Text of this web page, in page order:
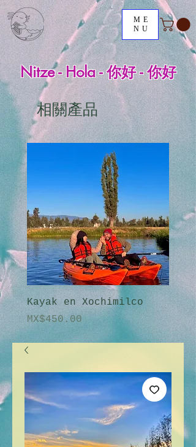
ME
NU
Nitze - Hola - 你好 - 你好
相關產品
Kayak en Xochimilco
價格
MX$450.00
價格